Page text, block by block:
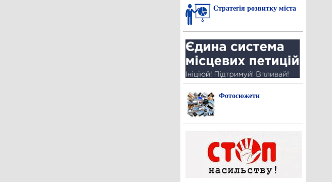
Стратегія розвитку міста
Фотосюжети